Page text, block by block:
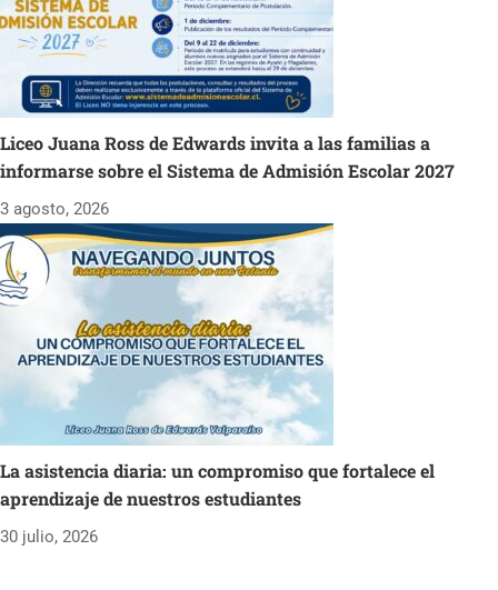
Liceo Juana Ross de Edwards invita a las familias a
informarse sobre el Sistema de Admisión Escolar 2027
3 agosto, 2026
La asistencia diaria: un compromiso que fortalece el
aprendizaje de nuestros estudiantes
30 julio, 2026